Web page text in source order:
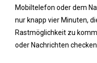
Mobiltelefon oder dem
nur knapp vier Minuten,
Rastmöglichkeit zu
oder Nachrichten